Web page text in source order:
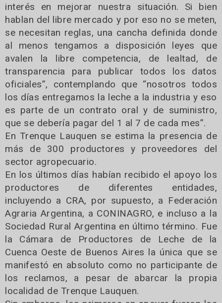
interés en mejorar nuestra situación. Si bien
hablan del libre mercado y por eso no se meten,
se necesitan reglas, una cancha definida donde
al menos tengamos a disposición leyes que
avalen la libre competencia, de lealtad, de
transparencia para publicar todos los datos
oficiales”, contemplando que “nosotros todos
los días entregamos la leche a la industria y eso
es parte de un contrato oral y de suministro,
que se debería pagar del 1 al 7 de cada mes”.
En Trenque Lauquen se estima la presencia de
más de 300 productores y proveedores del
sector agropecuario.
En los últimos días habían recibido el apoyo los
productores de diferentes entidades,
incluyendo a CRA, por supuesto, a Federación
Agraria Argentina, a CONINAGRO, e incluso a la
Sociedad Rural Argentina en último término. Fue
la Cámara de Productores de Leche de la
Cuenca Oeste de Buenos Aires la única que se
manifestó en absoluto como no participante de
los reclamos, a pesar de abarcar la propia
localidad de Trenque Lauquen.